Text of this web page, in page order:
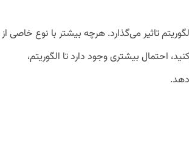
تاثیر می‌گذارد. هرچه بیشتر با نوع خاصی از
احتمال بیشتری وجود دارد تا الگوریتم،